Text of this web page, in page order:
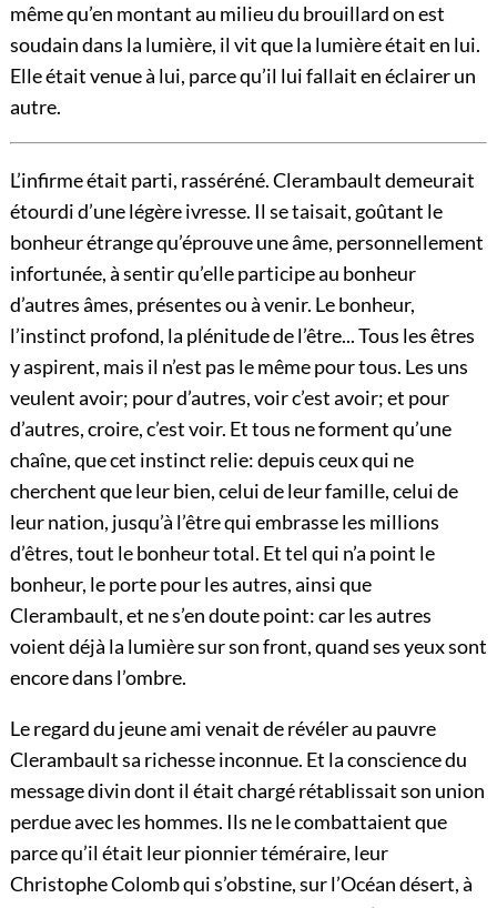
même qu’en montant au milieu du brouillard on est
soudain dans la lumière, il vit que la lumière était en lui.
Elle était venue à lui, parce qu’il lui fallait en éclairer un
autre.
L’infirme était parti, rasséréné. Clerambault demeurait
étourdi d’une légère ivresse. Il se taisait, goûtant le
bonheur étrange qu’éprouve une âme, personnellement
infortunée, à sentir qu’elle participe au bonheur
d’autres âmes, présentes ou à venir. Le bonheur,
l’instinct profond, la plénitude de l’être... Tous les êtres
y aspirent, mais il n’est pas le même pour tous. Les uns
veulent avoir; pour d’autres, voir c’est avoir; et pour
d’autres, croire, c’est voir. Et tous ne forment qu’une
chaîne, que cet instinct relie: depuis ceux qui ne
cherchent que leur bien, celui de leur famille, celui de
leur nation, jusqu’à l’être qui embrasse les millions
d’êtres, tout le bonheur total. Et tel qui n’a point le
bonheur, le porte pour les autres, ainsi que
Clerambault, et ne s’en doute point: car les autres
voient déjà la lumière sur son front, quand ses yeux sont
encore dans l’ombre.
Le regard du jeune ami venait de révéler au pauvre
Clerambault sa richesse inconnue. Et la conscience du
message divin dont il était chargé rétablissait son union
perdue avec les hommes. Ils ne le combattaient que
parce qu’il était leur pionnier téméraire, leur
Christophe Colomb qui s’obstine, sur l’Océan désert,à